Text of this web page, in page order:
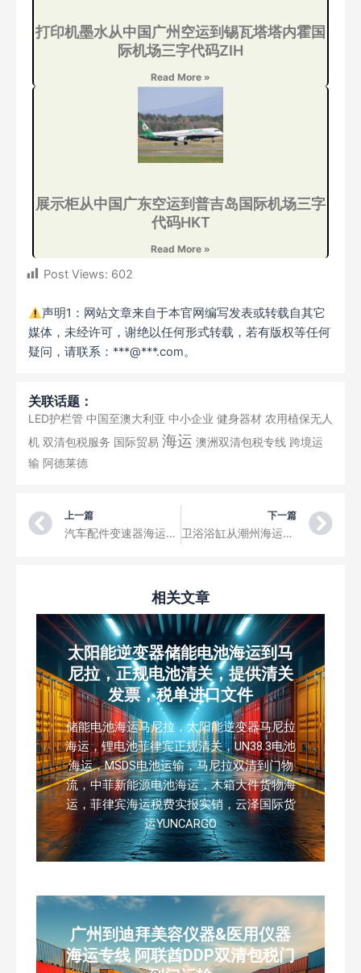
打印机墨水从中国广州空运到锡瓦塔塔内霍国
际机场三字代码ZIH
Read More »
展示柜从中国广东空运到普吉岛国际机场三字
代码HKT
Read More »
Post Views: 602
声明1：网站文章来自于本官网编写发表或转载自其它
媒体，未经许可，谢绝以任何形式转载，若有版权等任何
疑问，请联系：***@***.com。
关联话题：
LED护栏管 中国至澳大利亚 中小企业 健身器材 农用植保无人
机 双清包税服务 国际贸易 海运 澳洲双清包税专线 跨境运
输 阿德莱德
Prev
上一篇
汽车配件变速器海运到菲律宾，菲律宾汽车配件双清专线
下一篇
卫浴浴缸从潮州海运到阿联酋，阿联酋卫浴海运双清运输
相关文章
太阳能逆变器储能电池海运到马
尼拉，正规电池清关，提供清关
发票，税单进口文件
储能电池海运马尼拉，太阳能逆变器马尼拉
海运，锂电池菲律宾正规清关，UN38.3电池
海运，MSDS电池运输，马尼拉双清到门物
流，中菲新能源电池海运，木箱大件货物海
运，菲律宾海运税费实报实销，云泽国际货
运YUNCARGO
广州到迪拜美容仪器&医用仪器
海运专线 阿联酋DDP双清包税门